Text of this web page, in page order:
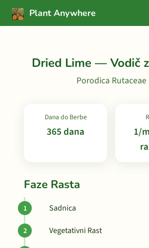
Plant Anywhere
Dried Lime — Vodič
Porodica Rutaceae
Dana do Berbe
365 dana
1/
Faze Rasta
Sadnica
Vegetativni Rast